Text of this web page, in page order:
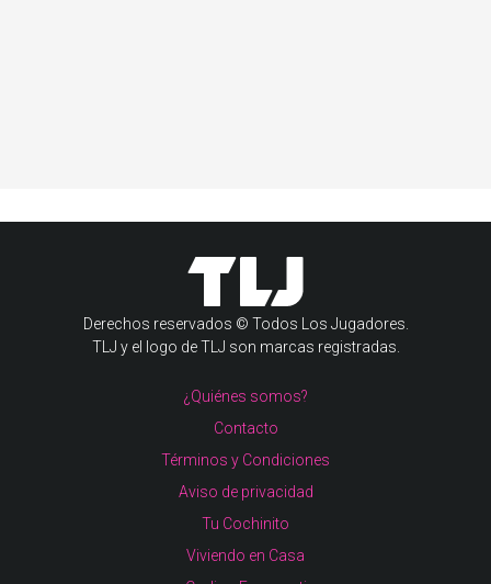
Derechos reservados © Todos Los Jugadores.
TLJ y el logo de TLJ son marcas registradas.
¿Quiénes somos?
Contacto
Términos y Condiciones
Aviso de privacidad
Tu Cochinito
Viviendo en Casa